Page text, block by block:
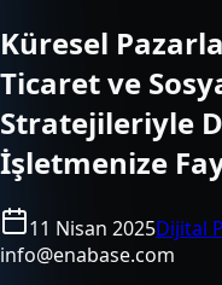
Küresel
Ticaret ve
Stratejileriyle
İşletmenize
11 Nisan 2025Dijital
info@enabase.com